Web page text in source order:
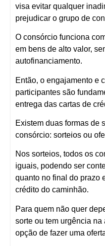
visa evitar qualquer
prejudicar o grupo de
O consórcio funciona
em bens de alto valor,
autofinanciamento.
Então, o engajamento e
participantes são
entrega das cartas de
Existem duas formas de
consórcio: sorteios ou
Nos sorteios, todos os
iguais, podendo ser
quanto no final do prazo
crédito do caminhão.
Para quem não quer
sorte ou tem urgência
opção de fazer uma